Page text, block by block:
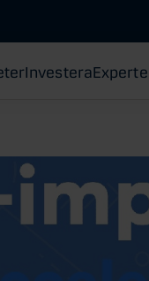
Investera